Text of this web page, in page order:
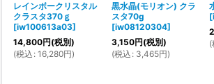
レインボークリスタル
クラスタ370ｇ
[iw100613a03]
14,800円(税別)
(税込 : 16,280円)
黒水晶(モリオン) クラ
スタ70g
[iw08120304]
3,150円(税別)
(税込 : 3,465円)
[
(